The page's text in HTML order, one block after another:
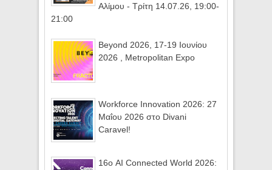
Αλίμου - Τρίτη 14.07.26, 19:00-
21:00
Beyond 2026, 17-19 Ιουνίου
2026 , Metropolitan Expo
Workforce Innovation 2026: 27
Μαΐου 2026 στο Divani
Caravel!
16ο AI Connected World 2026: